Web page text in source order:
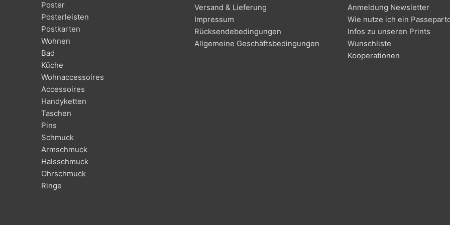
Poster
Posterleisten
Postkarten
Wohnen
Bad
Küche
Wohnaccessoires
Accessoires
Handyketten
Taschen
Pins
Schmuck
Armschmuck
Halsschmuck
Ohrschmuck
Ringe
Versand & Lieferung
Impressum
Rücksendebedingungen
Allgemeine Geschäftsbedingungen
Anmeldung Newsletter
Wie nutze ich ein
Infos zu unseren Prints
Wunschliste
Kooperationen